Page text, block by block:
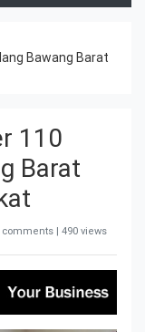
Bawang Barat
110
Barat
comments | 490 views